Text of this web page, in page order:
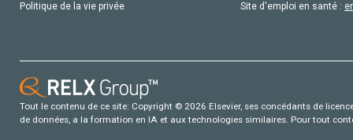
Politique de la vie privée
Site d'emploi en santé :
Tout le contenu de ce site: Copyright © 2026 Elsevier, ses concédants de
de données, a la formation en IA et aux technologies similaires. Pour tout